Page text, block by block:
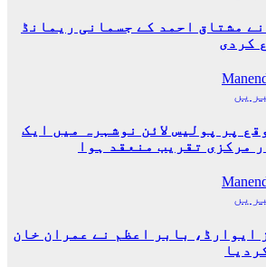
نے مشتاق احمد کے جسمانی ریمانڈ
پر پولیس لائن نوشہرہ میں ایک
مرکزی تقریب منعقد ہوا
ایوارڈ، بابر اعظم نے عمران خان